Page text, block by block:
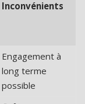
Inconvénients
Engagement à
long terme
possible